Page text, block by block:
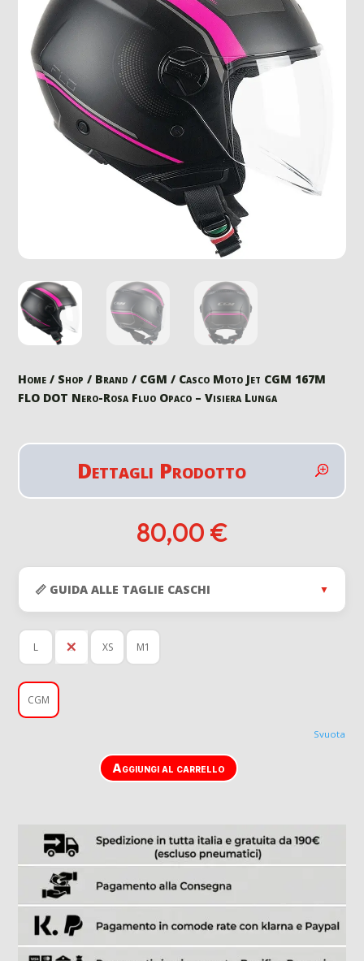
Home / Shop / Brand / CGM / Casco Moto Jet CGM 167M
FLO DOT Nero-Rosa Fluo Opaco – Visiera Lunga
Dettagli Prodotto
80,00 €
📏 GUIDA ALLE TAGLIE CASCHI ▼
L S XS M1
CGM
Svuota
Aggiungi al carrello